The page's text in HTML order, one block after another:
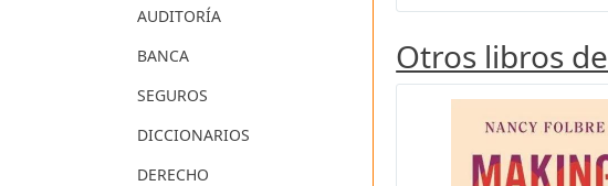
AUDITORÍA
BANCA
SEGUROS
DICCIONARIOS
DERECHO
Otros libros de